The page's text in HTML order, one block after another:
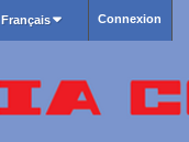
Connexion
Français